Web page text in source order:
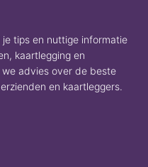
je tips en nuttige informatie
kaartlegging en
advies over de beste
en kaartleggers.